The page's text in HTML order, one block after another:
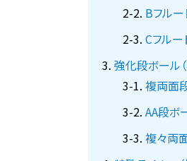
Bフル
Cフルー
強化段ボール
複両面
AA段ボ
複々両